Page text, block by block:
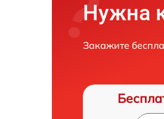
Нужна
Закажите